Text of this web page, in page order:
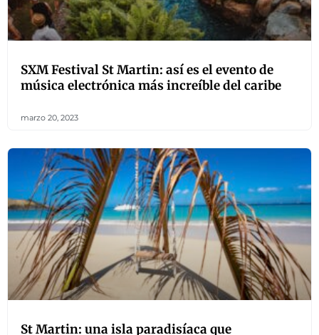
SXM Festival St Martin: así es el evento de
música electrónica más increíble del caribe
marzo 20, 2023
St Martin: una isla paradisíaca que